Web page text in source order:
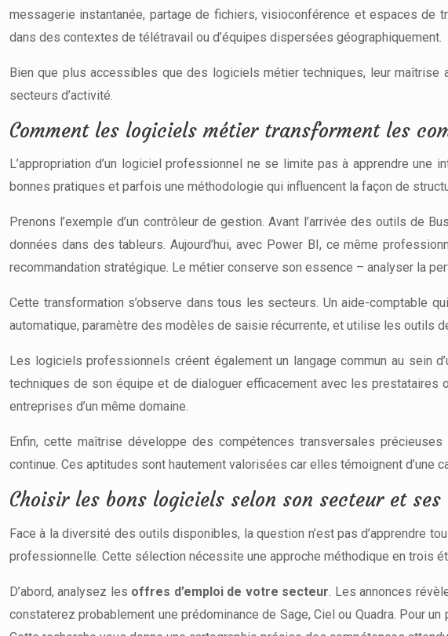
messagerie instantanée, partage de fichiers, visioconférence et espaces de
dans des contextes de télétravail ou d’équipes dispersées géographiquement.
Bien que plus accessibles que des logiciels métier techniques, leur
secteurs d’activité.
Comment les logiciels métier transforment les
L’appropriation d’un logiciel professionnel ne se limite pas à apprendre une
bonnes pratiques et parfois une méthodologie qui influencent la façon de
Prenons l’exemple d’un contrôleur de gestion. Avant l’arrivée des outils de
données dans des tableurs. Aujourd’hui, avec Power BI, ce même
recommandation stratégique. Le métier conserve son essence – analyser la
Cette transformation s’observe dans tous les secteurs. Un aide-comptable
automatique, paramètre des modèles de saisie récurrente, et utilise les outils
Les logiciels professionnels créent également un langage commun au sein
techniques de son équipe et de dialoguer efficacement avec les prestataires
entreprises d’un même domaine.
Enfin, cette maîtrise développe des compétences transversales
continue. Ces aptitudes sont hautement valorisées car elles témoignent d’une
Choisir les bons logiciels selon son secteur et
Face à la diversité des outils disponibles, la question n’est pas d’apprendre
professionnelle. Cette sélection nécessite une approche méthodique en trois
D’abord, analysez les offres d’emploi de votre secteur . Les annonces
constaterez probablement une prédominance de Sage, Ciel ou Quadra. Pour